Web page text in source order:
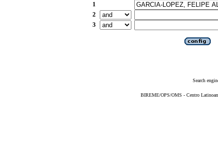
1
2
3
Search
BIREME/OPS/OMS - Centro